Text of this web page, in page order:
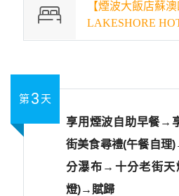
【煙波大飯店蘇
LAKESHORE
第 3 天
享用煙波自助早餐→
街美食尋禮(午餐自理
分瀑布→十分老街天
燈)→賦歸